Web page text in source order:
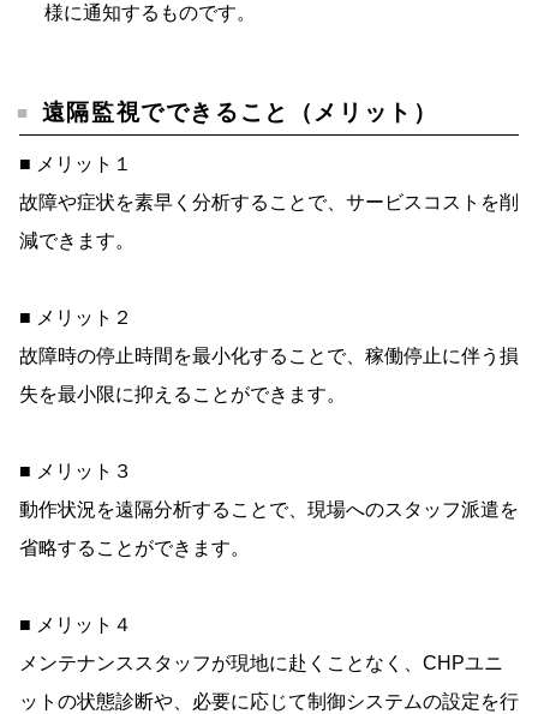
様に通知するものです。
遠隔監視でできること（メリット）
■ メリット１
故障や症状を素早く分析することで、サービスコストを削
減できます。
■ メリット２
故障時の停止時間を最小化することで、稼働停止に伴う損
失を最小限に抑えることができます。
■ メリット３
動作状況を遠隔分析することで、現場へのスタッフ派遣を
省略することができます。
■ メリット４
メンテナンススタッフが現地に赴くことなく、CHPユニ
ットの状態診断や、必要に応じて制御システムの設定を行